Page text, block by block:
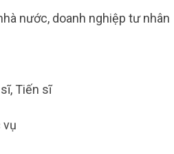
nước, doanh nghiệp tư nhân
Tiến sĩ
vụ